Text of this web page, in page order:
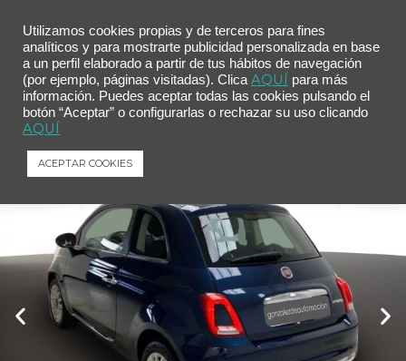
/Comprar tu coche/ Fiat 500 Dolcevita 1.0 Hybrid 51KW (70 CV)
Fiat 500 Dolcevita 1.0 Hybrid 51KW (70
CV)
Utilizamos cookies propias y de terceros para fines
analíticos y para mostrarte publicidad personalizada en base
a un perfil elaborado a partir de tus hábitos de navegación
(por ejemplo, páginas visitadas). Clica AQUÍ para más
información. Puedes aceptar todas las cookies pulsando el
botón “Aceptar” o configurarlas o rechazar su uso clicando
AQUÍ
ACEPTAR COOKIES